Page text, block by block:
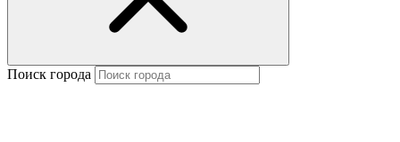
Поиск города